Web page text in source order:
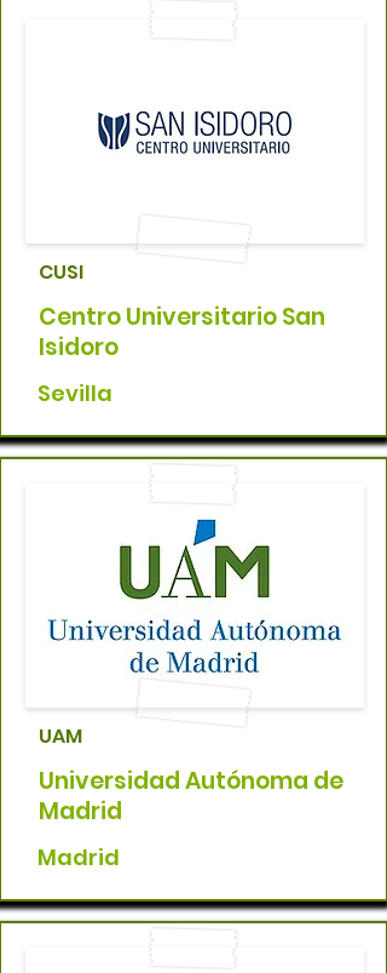
CUSI
Centro Universitario San
Isidoro
Sevilla
UAM
Universidad Autónoma de
Madrid
Madrid